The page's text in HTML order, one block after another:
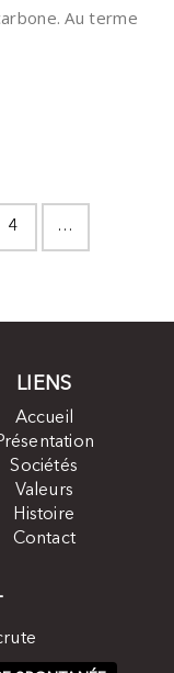
Au terme
4 …
LIENS
Accueil
Sociétés
Valeurs
Histoire
Contact